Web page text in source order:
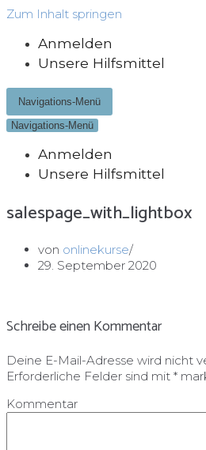
Zum Inhalt springen
Anmelden
Unsere Hilfsmittel
Navigations-Menü
Navigations-Menü
Anmelden
Unsere Hilfsmittel
salespage_with_lightbox
von onlinekurse
29. September 2020
Schreibe einen Kommentar
Deine E-Mail-Adresse wird nicht
Erforderliche Felder sind mit *
Kommentar